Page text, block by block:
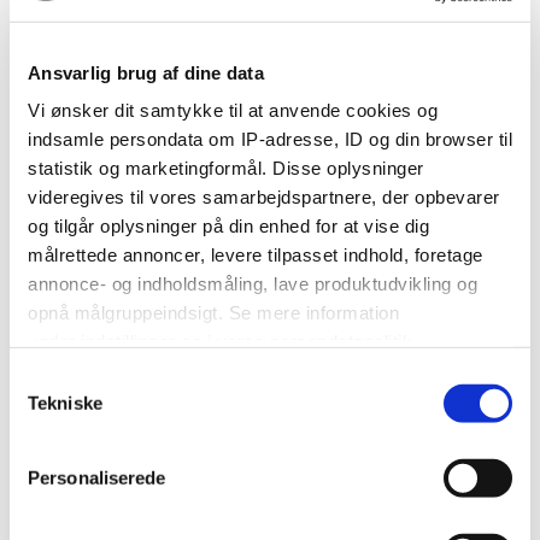
Ansvarlig brug af dine data
Vi ønsker dit samtykke til at anvende cookies og
indsamle persondata om IP-adresse, ID og din browser til
statistik og marketingformål. Disse oplysninger
videregives til vores samarbejdspartnere, der opbevarer
og tilgår oplysninger på din enhed for at vise dig
målrettede annoncer, levere tilpasset indhold, foretage
annonce- og indholdsmåling, lave produktudvikling og
opnå målgruppeindsigt. Se mere information
Hvis du tillader det, vil vi også gerne:
Indsamle præcise oplysninger om din placering, der
Identificere din enhed baseret på en scanning af dens
Tekniske
Personaliserede
entusiaster som gæster ?
inBryllupsforberedelser
BesvaretMay 26, 2009·Rapportér indlæg
nøj jeg var blevet rasende! Er helt enig hvis det er vigtigere at
sidde med en klaphat og en dåseøl så spare i da de penge!
0
Hej... prøv sorø/slagelse festudlejning på